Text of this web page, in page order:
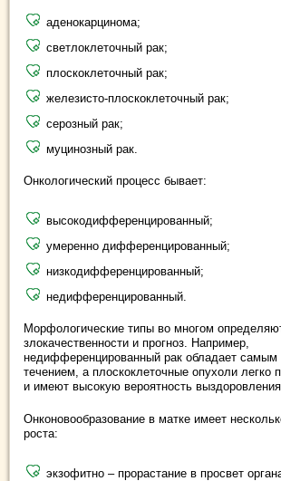
аденокарцинома;
светлоклеточный рак;
плоскоклеточный рак;
железисто-плоскоклеточный рак;
серозный рак;
муцинозный рак.
Онкологический процесс бывает:
высокодифференцированный;
умеренно дифференцированный;
низкодифференцированный;
недифференцированный.
Морфологические типы во многом
злокачественности и прогноз. Например,
недифференцированный рак обладает самым
течением, а плоскоклеточные опухоли легко
и имеют высокую вероятность выздоровления.
Онконовообразование в матке имеет
роста:
экзофитно – прорастание в просвет